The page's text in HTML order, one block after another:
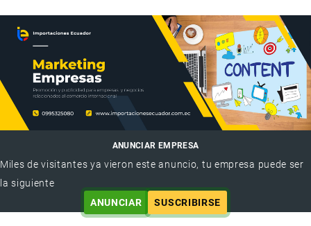
ANUNCIAR EMPRESA
Miles de visitantes ya vieron este anuncio, tu empresa puede ser
la siguiente
ANUNCIAR
SUSCRIBIRSE